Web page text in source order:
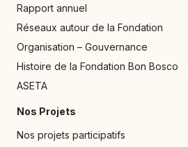
Rapport annuel
Réseaux autour de la Fondation
Organisation – Gouvernance
Histoire de la Fondation Bon Bosco
ASETA
Nos Projets
Nos projets participatifs